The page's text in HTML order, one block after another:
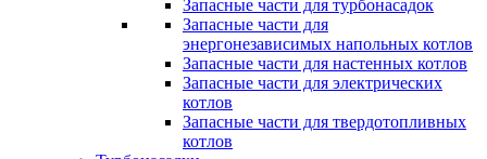
Запасные части для турбонасадок
Запасные части для
энергонезависимых напольных котлов
Запасные части для настенных котлов
Запасные части для электрических
котлов
Запасные части для твердотопливных
котлов